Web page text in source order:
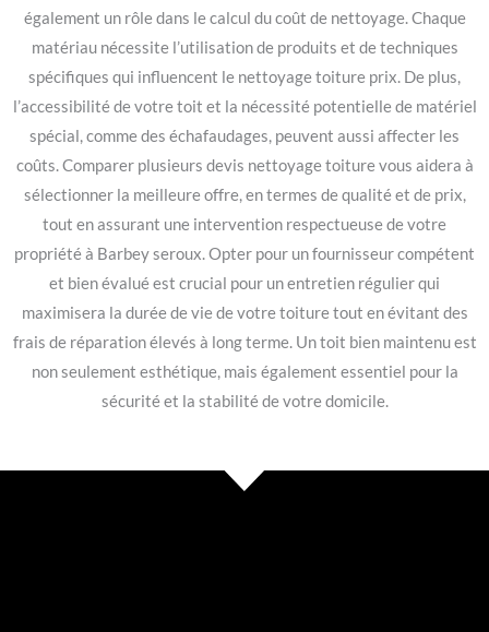
également un rôle dans le calcul du coût de nettoyage. Chaque
matériau nécessite l’utilisation de produits et de techniques
spécifiques qui influencent le nettoyage toiture prix. De plus,
l’accessibilité de votre toit et la nécessité potentielle de matériel
spécial, comme des échafaudages, peuvent aussi affecter les
coûts. Comparer plusieurs devis nettoyage toiture vous aidera à
sélectionner la meilleure offre, en termes de qualité et de prix,
tout en assurant une intervention respectueuse de votre
propriété à Barbey seroux. Opter pour un fournisseur compétent
et bien évalué est crucial pour un entretien régulier qui
maximisera la durée de vie de votre toiture tout en évitant des
frais de réparation élevés à long terme. Un toit bien maintenu est
non seulement esthétique, mais également essentiel pour la
sécurité et la stabilité de votre domicile.